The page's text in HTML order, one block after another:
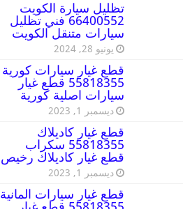
تظليل سيارة الكويت
66400552 فني تظليل
سيارات متنقل الكويت
يونيو 28, 2024
قطع غيار سيارات كورية
55818355 قطع غيار
سيارات اصلية كورية
ديسمبر 1, 2023
قطع غيار كاديلاك
55818355 سكراب
قطع غيار كاديلاك رخيص
ديسمبر 1, 2023
قطع غيار سيارات المانية